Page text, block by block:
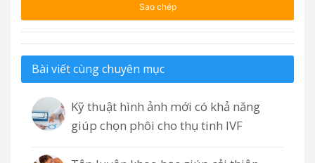
Sao chép
Bài viết cùng chuyên mục
Kỹ thuật hình ảnh mới có khả năng
giúp chọn phôi cho thụ tinh IVF